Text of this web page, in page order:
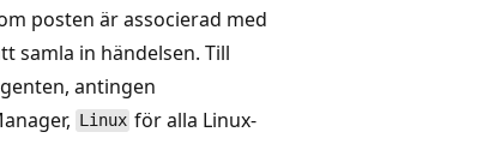
posten är associerad med
samla in händelsen. Till
antingen
Linux för alla Linux-